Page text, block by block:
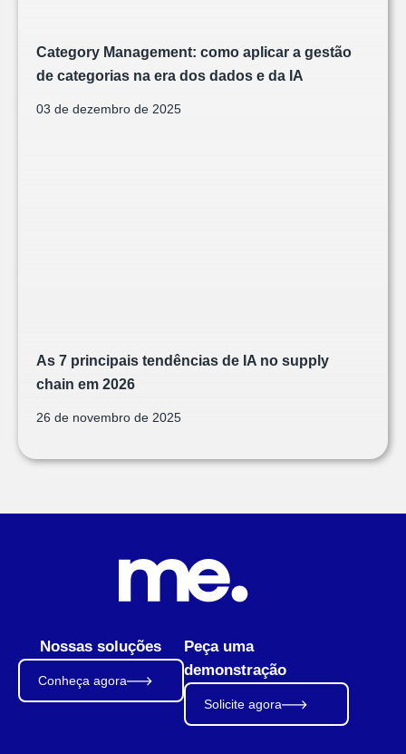
Category Management: como aplicar a gestão
de categorias na era dos dados e da IA
03 de dezembro de 2025
As 7 principais tendências de IA no supply
chain em 2026
26 de novembro de 2025
Nossas soluções
Conheça agora
Peça uma
demonstração
Solicite agora